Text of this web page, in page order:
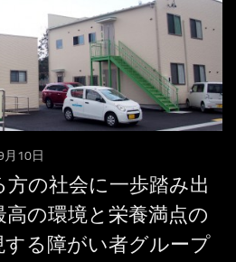
月10日
の社会に一歩踏み出
の環境と栄養満点の
る障がい者グループ